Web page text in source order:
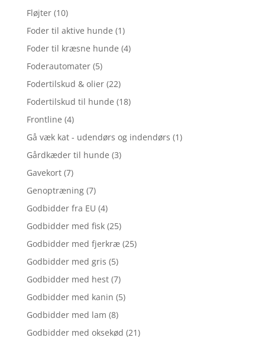
Fløjter (10)
Foder til aktive hunde (1)
Foder til kræsne hunde (4)
Foderautomater (5)
Fodertilskud & olier (22)
Fodertilskud til hunde (18)
Frontline (4)
Gå væk kat - udendørs og indendørs (1)
Gårdkæder til hunde (3)
Gavekort (7)
Genoptræning (7)
Godbidder fra EU (4)
Godbidder med fisk (25)
Godbidder med fjerkræ (25)
Godbidder med gris (5)
Godbidder med hest (7)
Godbidder med kanin (5)
Godbidder med lam (8)
Godbidder med oksekød (21)